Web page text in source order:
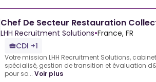
Chef De Secteur Restauration
LHH Recruitment Solutions•France, FR
CDI +1
Votre mission LHH Recruitment Solutions,
spécialisé, gestion de transition et évaluation
pour so... Voir plus